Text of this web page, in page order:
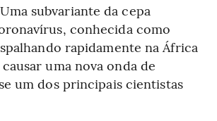
subvariante da cepa
conhecida como
rapidamente na África
uma nova onda de
um dos principais cientistas